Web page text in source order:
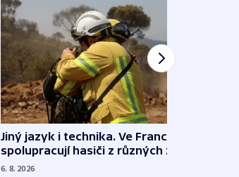
Jiný jazyk i technika. Ve Francii
spolupracují hasiči z různých zemí
6. 8. 2026